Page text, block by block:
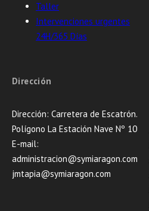
Taller
Intervenciones urgentes
24H/365 Días
Dirección
Dirección: Carretera de Escatrón.
Polígono La Estación Nave Nº 10
E-mail:
administracion@symiaragon.com
jmtapia@symiaragon.com